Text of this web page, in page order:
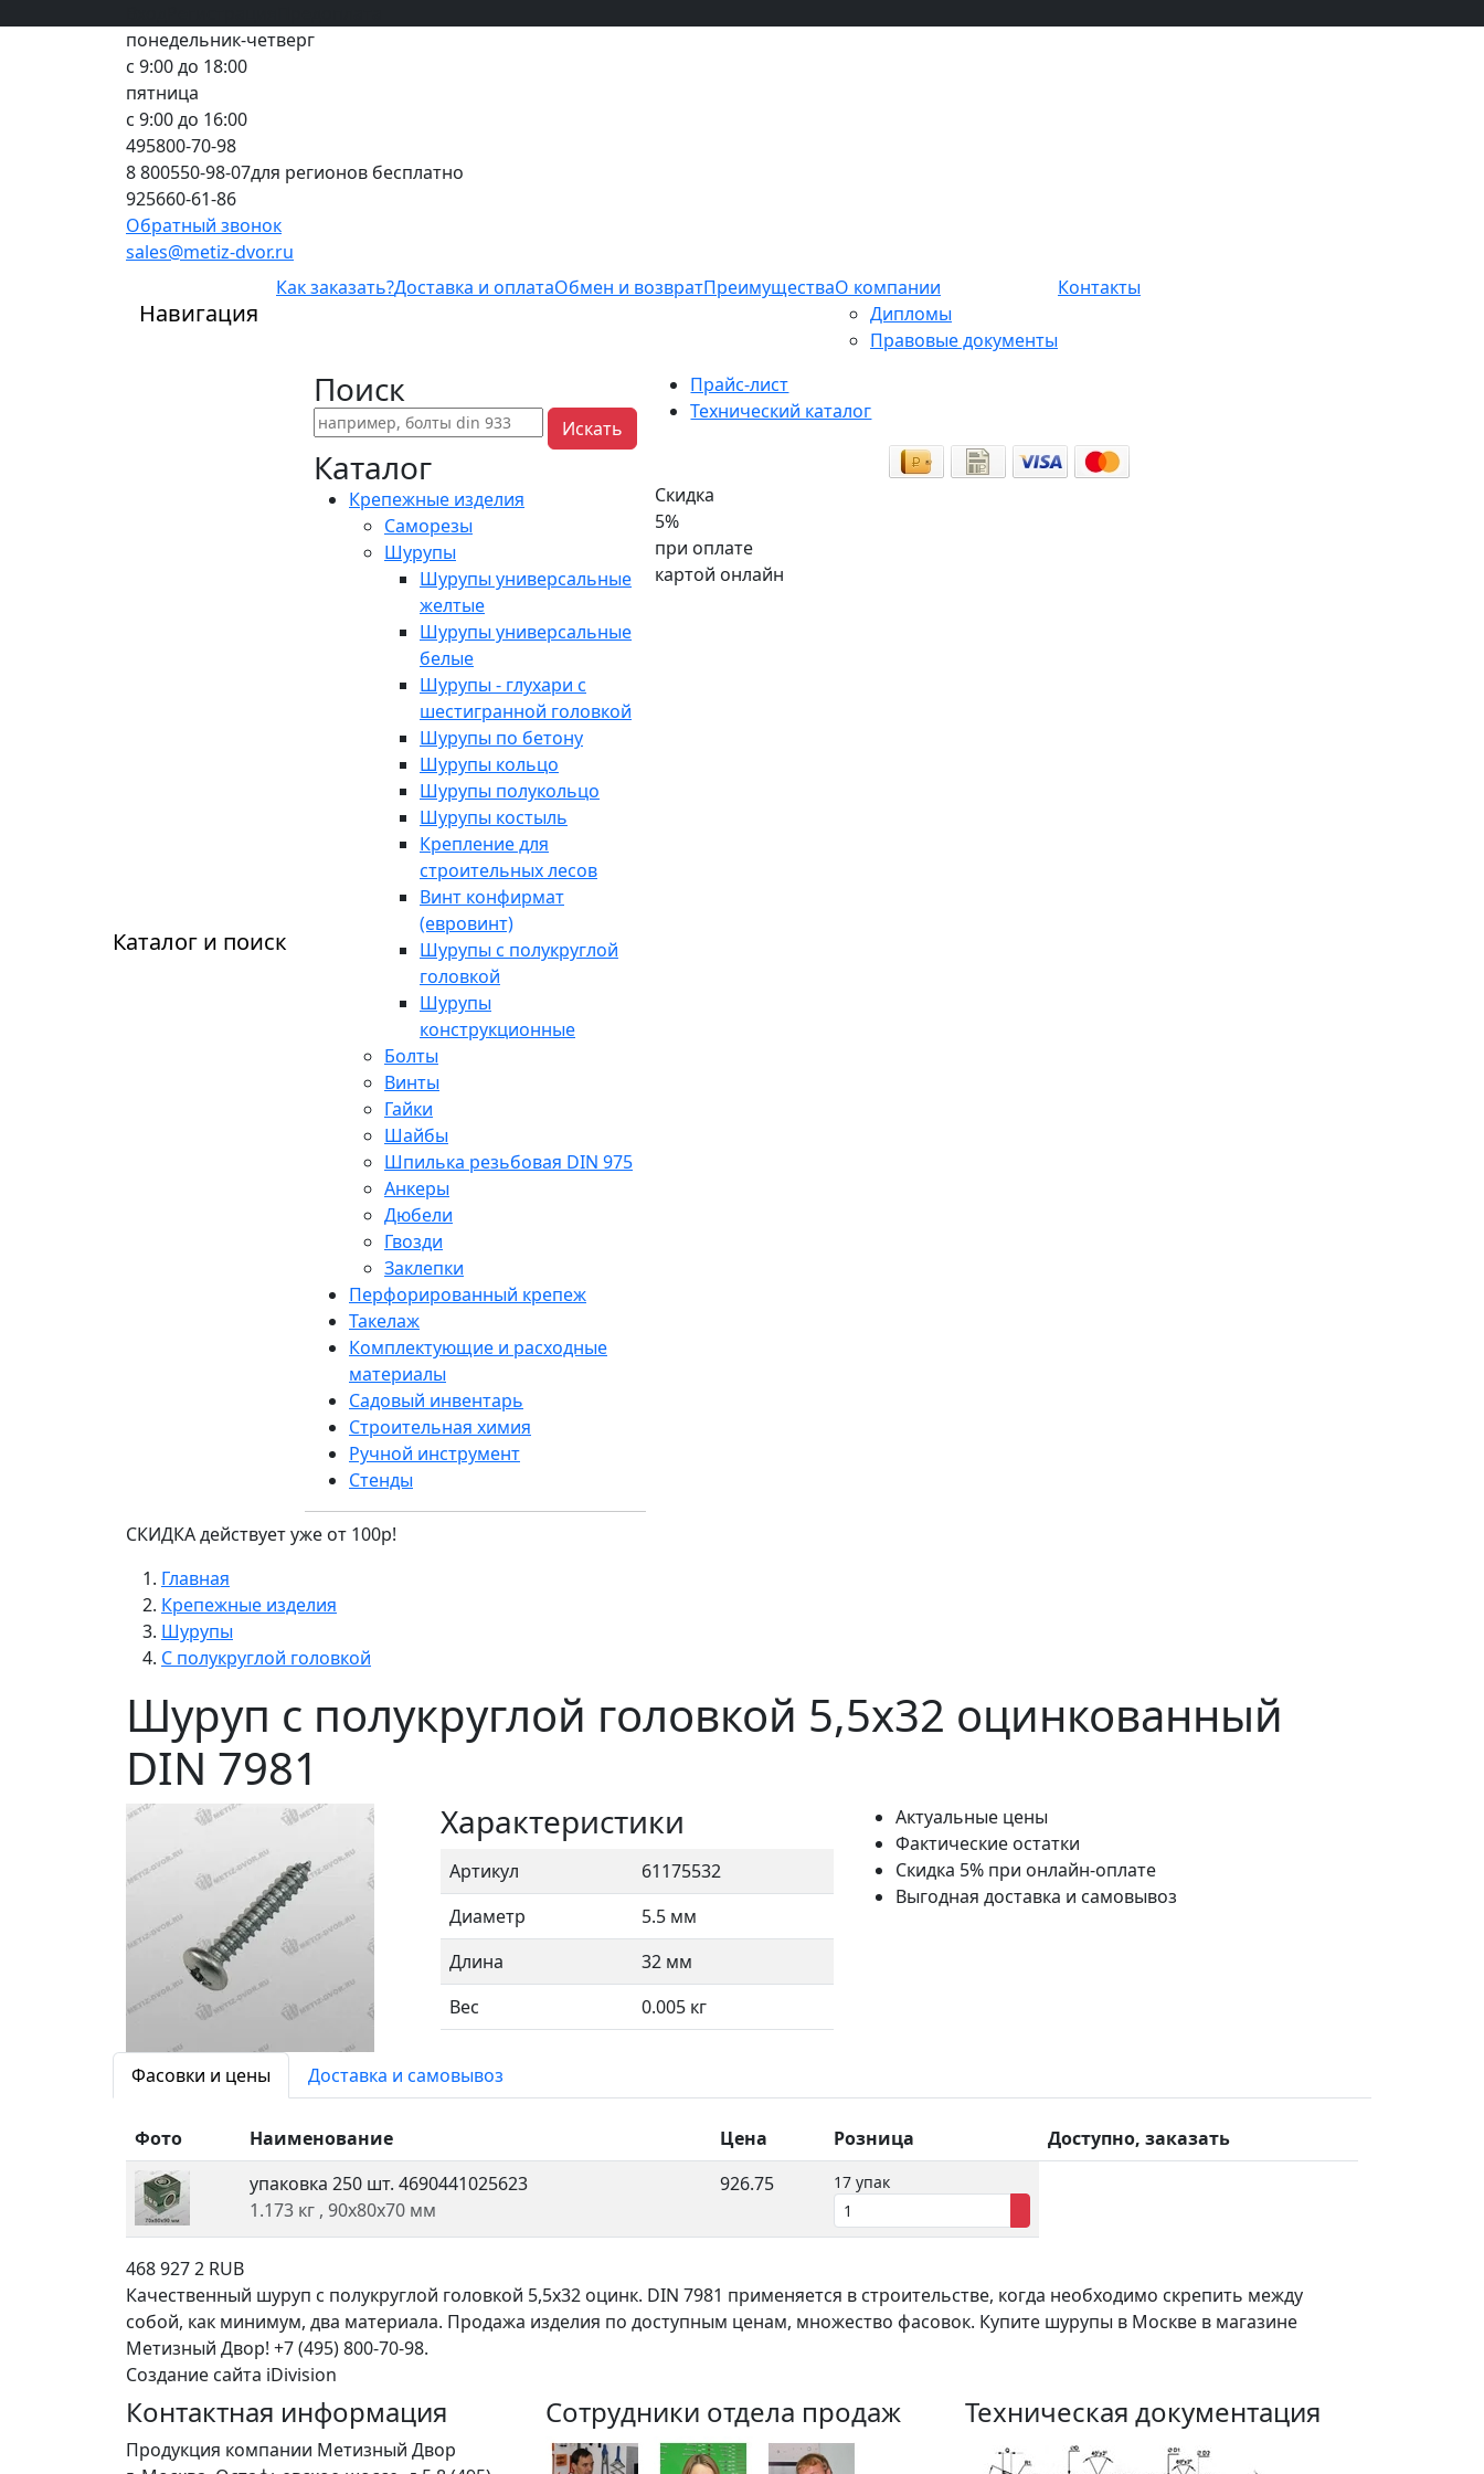
понедельник-четверг
с 9:00 до 18:00
пятница
с 9:00 до 16:00
495800-70-98
8 800550-98-07для регионов бесплатно
925660-61-86
Обратный звонок
sales@metiz-dvor.ru
Навигация
Как заказать?Доставка и оплатаОбмен и возвратПреимуществаО компании
Дипломы
Правовые документы
Контакты
Каталог и поиск
Поиск
Искать
Каталог
Крепежные изделия
Саморезы
Шурупы
Шурупы универсальные
желтые
Шурупы универсальные
белые
Шурупы - глухари с
шестигранной головкой
Шурупы по бетону
Шурупы кольцо
Шурупы полукольцо
Шурупы костыль
Крепление для
строительных лесов
Винт конфирмат
(евровинт)
Шурупы с полукруглой
головкой
Шурупы
конструкционные
Болты
Винты
Гайки
Шайбы
Шпилька резьбовая DIN 975
Анкеры
Дюбели
Гвозди
Заклепки
Перфорированный крепеж
Такелаж
Комплектующие и расходные
материалы
Садовый инвентарь
Строительная химия
Ручной инструмент
Стенды
Прайс-лист
Технический каталог
Скидка
5%
при оплате
картой онлайн
СКИДКА действует уже от 100р!
Главная
Крепежные изделия
Шурупы
С полукруглой головкой
Шуруп с полукруглой головкой 5,5x32 оцинкованный
DIN 7981
Характеристики
Артикул
61175532
Диаметр
5.5 мм
Длина
32 мм
Вес
0.005 кг
Актуальные цены
Фактические остатки
Скидка 5% при онлайн-оплате
Выгодная доставка и самовывоз
Фасовки и цены Доставка и самовывоз
Фото Наименование Цена Розница
Доступно, заказать
упаковка 250 шт. 4690441025623
1.173 кг , 90x80x70 мм
926.75 17 упак
4689272 RUB
Качественный шуруп с полукруглой головкой 5,5x32 оцинк. DIN 7981 применяется в строительстве, когда необходимо скрепить между
собой, как минимум, два материала. Продажа изделия по доступным ценам, множество фасовок. Купите шурупы в Москве в магазине
Метизный Двор! +7 (495) 800-70-98.
Создание сайта iDivision
Контактная информация
Продукция компании Метизный Двор
Сотрудники отдела продаж Техническая документация